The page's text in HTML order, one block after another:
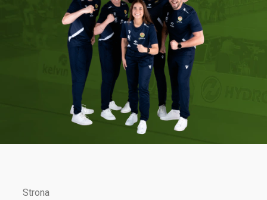
Strona